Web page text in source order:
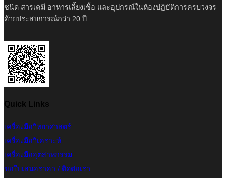
ชนิด สารเคมี อาหารเลี้ยงเชื้อ และอุปกรณ์ในห้องปฏิบัติการครบวงจร
ด้วยประสบการณ์กว่า 20 ปี
Quick Links
เครื่องมือวิทยาศาสตร์
เครื่องมือวิเคราะห์
เครื่องมืออุตสาหกรรม
ขอใบเสนอราคา / ติดต่อเรา